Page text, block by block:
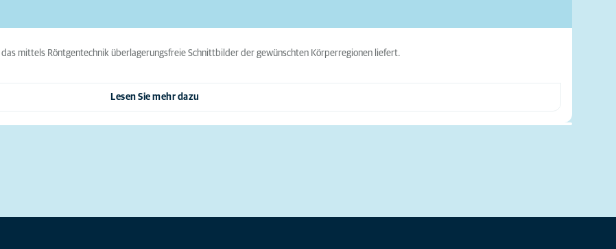
mittels Röntgentechnik überlagerungsfreie Schnittbilder der gewünschten Körperregionen liefert.
Lesen Sie mehr dazu